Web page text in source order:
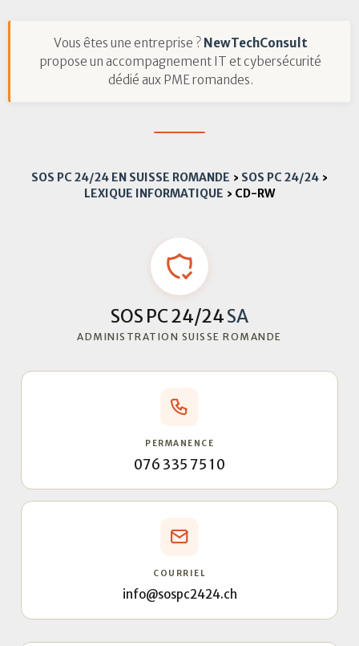
Vous êtes une entreprise ? NewTechConsult
propose un accompagnement IT et cybersécurité
dédié aux PME romandes.
SOS PC 24/24 EN SUISSE ROMANDE › SOS PC 24/24 ›
LEXIQUE INFORMATIQUE › CD-RW
SOS PC 24/24SA
ADMINISTRATION SUISSE ROMANDE
PERMANENCE
076 335 75 10
COURRIEL
info@sospc2424.ch